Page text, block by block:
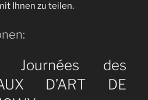
Ihnen zu teilen.
Journées des
D’ART DE